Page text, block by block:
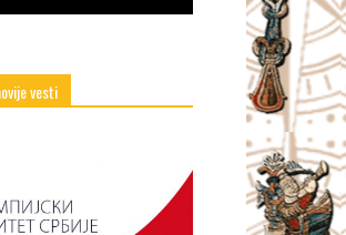
vesti